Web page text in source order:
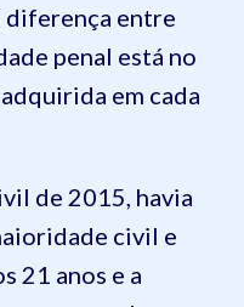
diferença entre
penal está no
em cada
de 2015, havia
civil e
21 anos e a